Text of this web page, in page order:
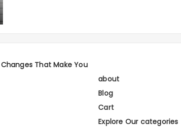
That Make You
about
Blog
Cart
Explore Our categories